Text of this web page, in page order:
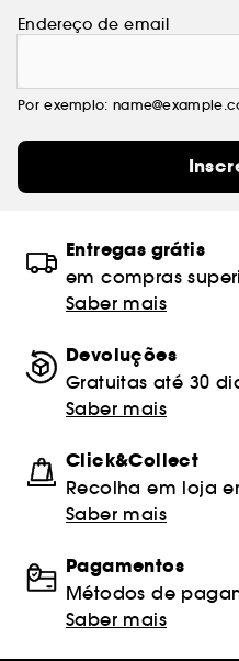
Endereço de email
Por exemplo:
Entregas grátis
em compras
Saber mais
Devoluções
Gratuitas até 30
Saber mais
Click&Collect
Recolha em loja
Saber mais
Pagamentos
Métodos de
Saber mais